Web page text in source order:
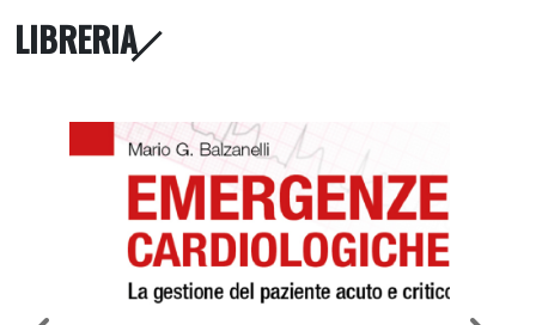
LIBRERIA